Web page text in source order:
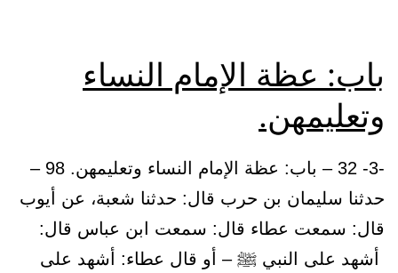
باب: عظة الإمام النساء
وتعليمهن.
-3- 32 – باب: عظة الإمام النساء وتعليمهن. 98 –
حدثنا سليمان بن حرب قال: حدثنا شعبة، عن أيوب
قال: سمعت عطاء قال: سمعت ابن عباس قال:
أشهد على النبي ﷺ – أو قال عطاء: أشهد على